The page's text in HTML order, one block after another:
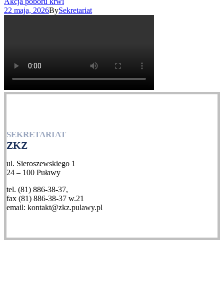
22 maja, 2026BySekretariat
SEKRETARIAT
ZKZ
ul. Sieroszewskiego 1
24 – 100 Puławy
tel. (81) 886-38-37,
fax (81) 886-38-37 w.21
email: kontakt@zkz.pulawy.pl